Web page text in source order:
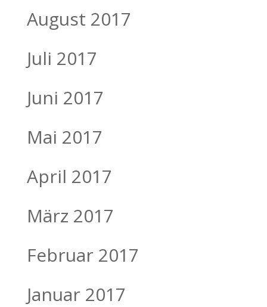
August 2017
Juli 2017
Juni 2017
Mai 2017
April 2017
März 2017
Februar 2017
Januar 2017